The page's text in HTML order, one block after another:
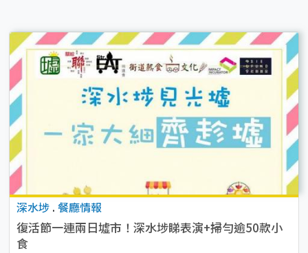
深水埗 . 餐廳情報
復活節一連兩日墟市！深水埗睇表演+掃勻逾50款小
食